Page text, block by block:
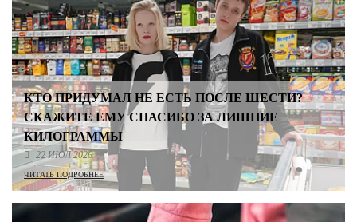
КТО ПРИДУМАЛ НЕ ЕСТЬ ПОСЛЕ ШЕСТИ?
СКАЖИТЕ ЕМУ СПАСИБО ЗА ЛИШНИЕ
КИЛОГРАММЫ
22 ИЮЛ 2026
ЧИТАТЬ ПОДРОБНЕЕ